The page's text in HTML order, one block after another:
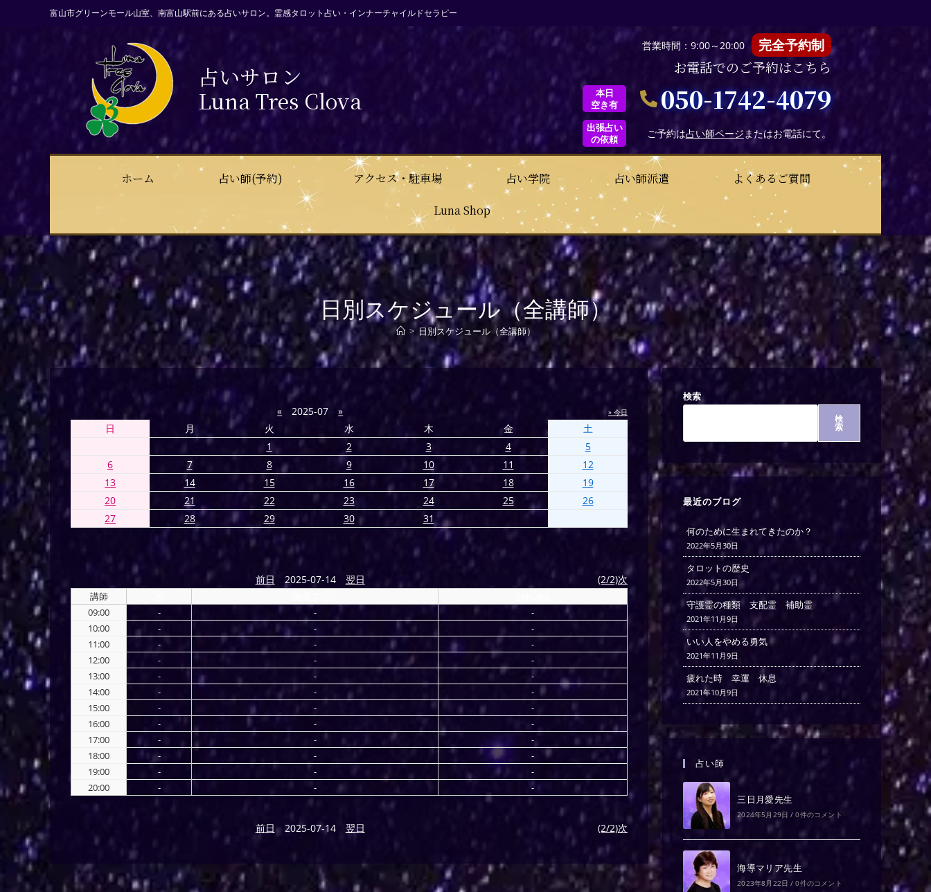
富山市グリーンモール山室、南富山駅前にある占いサロン。霊感タロット占い・インナーチャイルドセラピー
占いサロン
Luna Tres Clova
営業時間：9:00～20:00 完全予約制
お電話でのご予約はこちら
本日
空き有
050-1742-4079
出張占い
の依頼
ご予約は占い師ページまたはお電話にて。
ホーム 占い師(予約) アクセス・駐車場 占い学院 占い師派遣
よくあるご質問
Luna Shop
日別スケジュール（全講師）
> 日別スケジュール（全講師）
« 2025-07 » » 今日
日 月 火 水 木 金
土
1
2 3 4
5
6
7 8 9 10 11
12
13
14 15 16 17 18
19
20
21 22 23 24 25
26
27
28 29 30 31
前日 2025-07-14 翌日 (2/2)次
講師
09:00
- -
-
10:00
- -
-
11:00
- -
-
12:00
- -
-
13:00
- -
-
14:00
- -
-
15:00
- -
-
16:00
- -
-
17:00
- -
-
18:00
- -
-
19:00
- -
-
20:00
- - -
前日 2025-07-14 翌日 (2/2)次
検索
検
索
最近のブログ
何のために生まれてきたのか？
2022年5月30日
タロットの歴史
2022年5月30日
守護霊の種類 支配霊 補助霊
2021年11月9日
いい人をやめる勇気
2021年11月9日
疲れた時 幸運 休息
2021年10月9日
占い師
三日月愛先生
2024年5月29日 / 0件のコメント
海導マリア先生
2023年8月22日 / 0件のコメント